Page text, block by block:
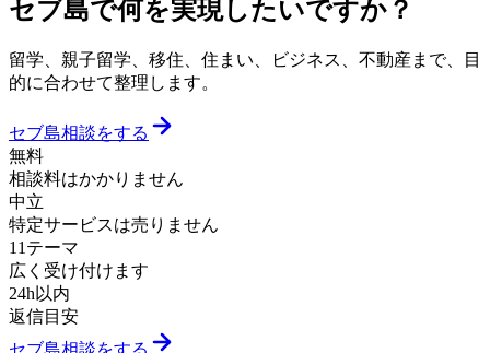
セブ島で何を実現したいですか？
留学、親子留学、移住、住まい、ビジネス、不動産まで、目
的に合わせて整理します。
セブ島相談をする
無料
相談料はかかりません
中立
特定サービスは売りません
11テーマ
広く受け付けます
24h以内
返信目安
セブ島相談をする